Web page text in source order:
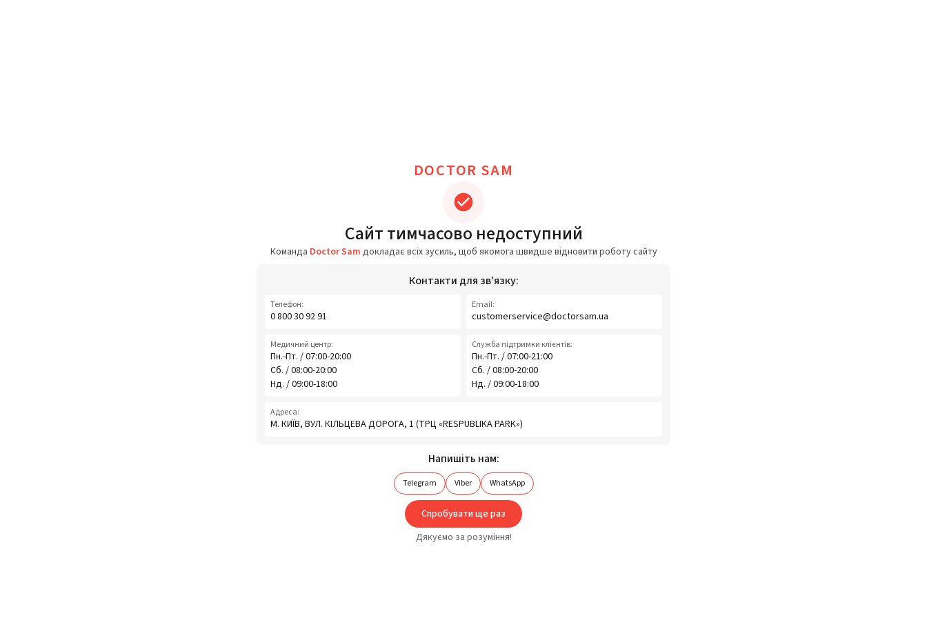
DOCTOR SAM
Сайт тимчасово недоступний
Команда Doctor Sam докладає всіх зусиль, щоб якомога швидше відновити роботу сайту
Контакти для зв'язку:
Телефон:
0 800 30 92 91
Email:
customerservice@doctorsam.ua
Медичний центр:
Пн.-Пт. / 07:00-20:00
Сб. / 08:00-20:00
Нд. / 09:00-18:00
Служба підтримки клієнтів:
Пн.-Пт. / 07:00-21:00
Сб. / 08:00-20:00
Нд. / 09:00-18:00
Адреса:
М. КИЇВ, ВУЛ. КІЛЬЦЕВА ДОРОГА, 1 (ТРЦ «RESPUBLIKA PARK»)
Напишіть нам:
Telegram Viber WhatsApp
Спробувати ще раз
Дякуємо за розуміння!